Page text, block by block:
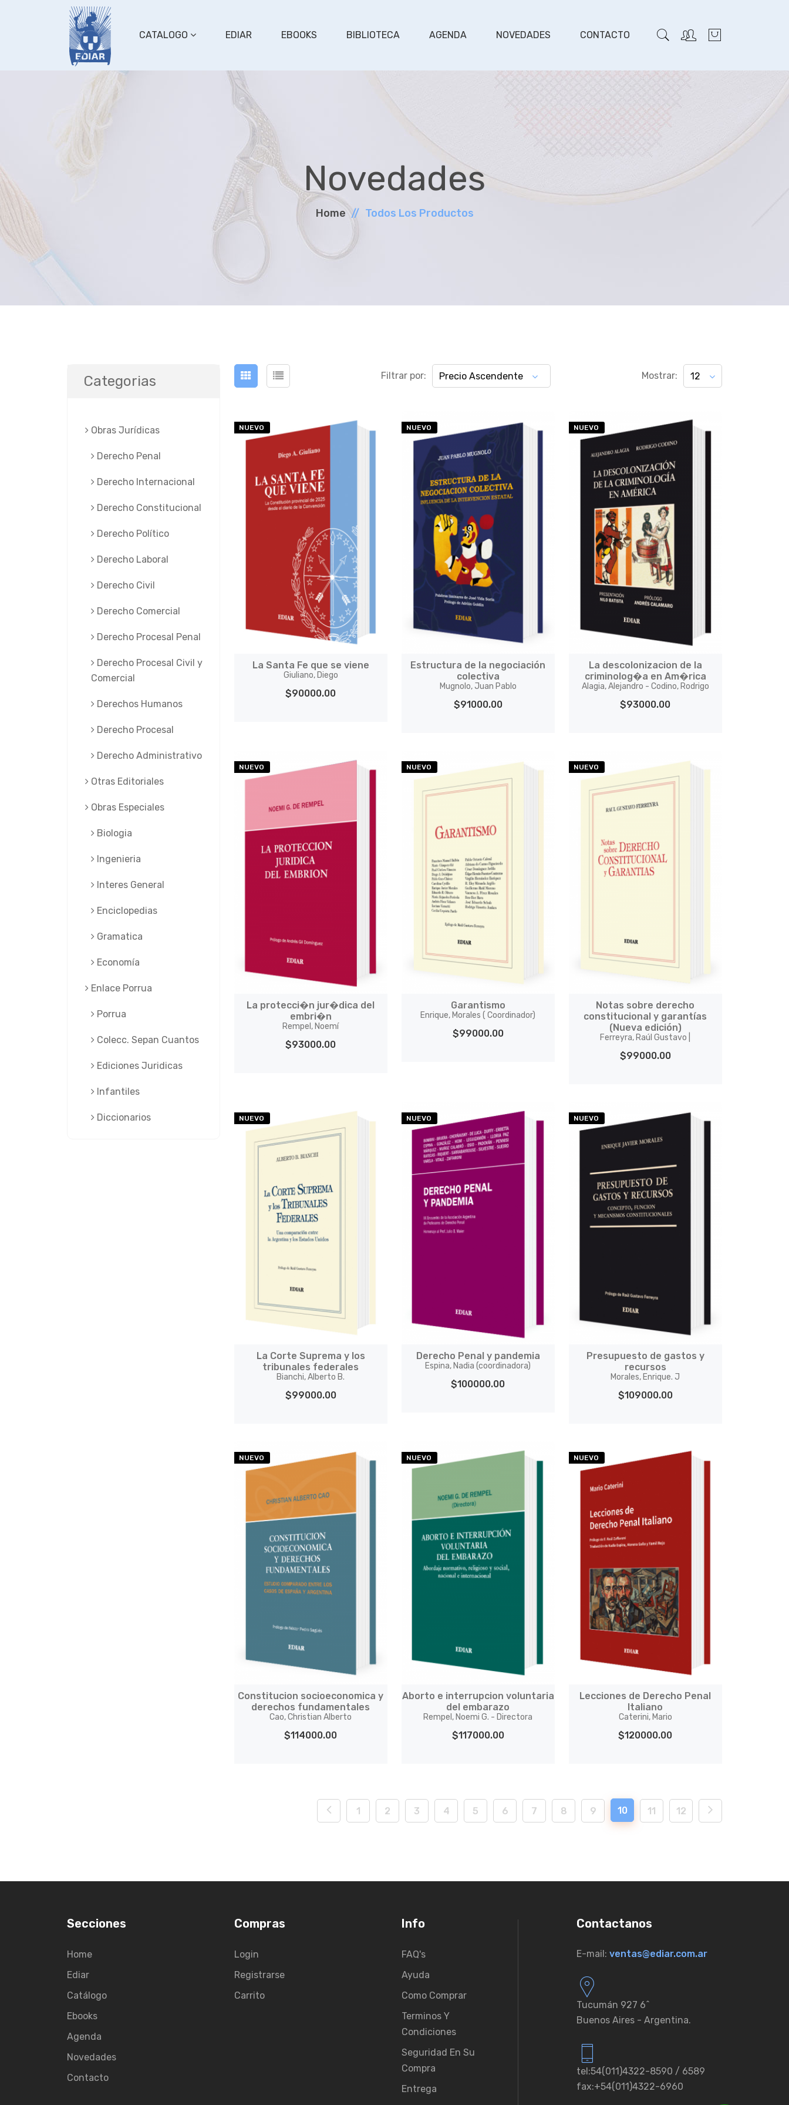
CATALOGO EDIAR EBOOKS BIBLIOTECA AGENDA NOVEDADES CONTACTO
Novedades
Home Todos Los Productos
Filtrar por: Precio Ascendente Mostrar: 12
NUEVO
La Santa Fe que se viene
Giuliano, Diego
$90000.00
NUEVO
Estructura de la negociación
colectiva
Mugnolo, Juan Pablo
$91000.00
NUEVO
La descolonizacion de la
criminolog�a en Am�rica
Alagia, Alejandro - Codino, Rodrigo
$93000.00
NUEVO
La protecci�n jur�dica del
embri�n
Rempel, Noemí
$93000.00
NUEVO
Garantismo
Enrique, Morales ( Coordinador)
$99000.00
NUEVO
Notas sobre derecho
constitucional y garantías
(Nueva edición)
Ferreyra, Raúl Gustavo |
$99000.00
NUEVO
La Corte Suprema y los
tribunales federales
Bianchi, Alberto B.
$99000.00
NUEVO
Derecho Penal y pandemia
Espina, Nadia (coordinadora)
$100000.00
NUEVO
Presupuesto de gastos y
recursos
Morales, Enrique. J
$109000.00
NUEVO
Constitucion socioeconomica y
derechos fundamentales
Cao, Christian Alberto
$114000.00
NUEVO
Aborto e interrupcion voluntaria
del embarazo
Rempel, Noemi G. - Directora
$117000.00
NUEVO
Lecciones de Derecho Penal
Italiano
Caterini, Mario
$120000.00
1 2 3 4 5 6 7 8 9 10 11 12
Categorias
Obras Jurí­dicas
Derecho Penal
Derecho Internacional
Derecho Constitucional
Derecho Político
Derecho Laboral
Derecho Civil
Derecho Comercial
Derecho Procesal Penal
Derecho Procesal Civil y
Comercial
Derechos Humanos
Derecho Procesal
Derecho Administrativo
Otras Editoriales
Obras Especiales
Biologia
Ingenieria
Interes General
Enciclopedias
Gramatica
Economía
Enlace Porrua
Porrua
Colecc. Sepan Cuantos
Ediciones Juridicas
Infantiles
Diccionarios
Secciones
Home
Ediar
Catálogo
Ebooks
Agenda
Novedades
Contacto
Compras
Login
Registrarse
Carrito
Info
FAQ's
Ayuda
Como Comprar
Terminos Y
Condiciones
Seguridad En Su
Compra
Entrega
Contactanos
E-mail: ventas@ediar.com.ar
Tucumán 927 6ˆ
Buenos Aires - Argentina.
tel:54(011)4322-8590 / 6589
fax:+54(011)4322-6960